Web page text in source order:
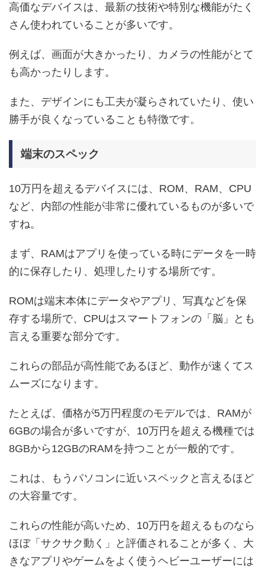
高価なデバイスは、最新の技術や特別な機能がたく
さん使われていることが多いです。
例えば、画面が大きかったり、カメラの性能がとて
も高かったりします。
また、デザインにも工夫が凝らされていたり、使い
勝手が良くなっていることも特徴です。
端末のスペック
10万円を超えるデバイスには、ROM、RAM、CPU
など、内部の性能が非常に優れているものが多いで
すね。
まず、RAMはアプリを使っている時にデータを一時
的に保存したり、処理したりする場所です。
ROMは端末本体にデータやアプリ、写真などを保
存する場所で、CPUはスマートフォンの「脳」とも
言える重要な部分です。
これらの部品が高性能であるほど、動作が速くてス
ムーズになります。
たとえば、価格が5万円程度のモデルでは、RAMが
6GBの場合が多いですが、10万円を超える機種では
8GBから12GBのRAMを持つことが一般的です。
これは、もうパソコンに近いスペックと言えるほど
の大容量です。
これらの性能が高いため、10万円を超えるものなら
ほぼ「サクサク動く」と評価されることが多く、大
きなアプリやゲームをよく使うヘビーユーザーには